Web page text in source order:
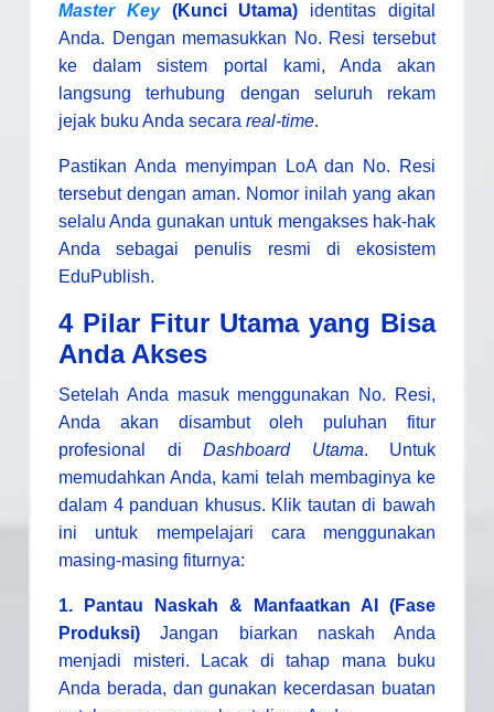
Master Key(Kunci Utama) identitas digital
Anda. Dengan memasukkan No. Resi tersebut
ke dalam sistem portal kami, Anda akan
langsung terhubung dengan seluruh rekam
jejak buku Anda secara real-time.
Pastikan Anda menyimpan LoA dan No. Resi
tersebut dengan aman. Nomor inilah yang akan
selalu Anda gunakan untuk mengakses hak-hak
Anda sebagai penulis resmi di ekosistem
EduPublish.
4 Pilar Fitur Utama yang Bisa
Anda Akses
Setelah Anda masuk menggunakan No. Resi,
Anda akan disambut oleh puluhan fitur
profesional di Dashboard Utama. Untuk
memudahkan Anda, kami telah membaginya ke
dalam 4 panduan khusus. Klik tautan di bawah
ini untuk mempelajari cara menggunakan
masing-masing fiturnya:
1. Pantau Naskah & Manfaatkan AI (Fase
Produksi) Jangan biarkan naskah Anda
menjadi misteri. Lacak di tahap mana buku
Anda berada, dan gunakan kecerdasan buatan